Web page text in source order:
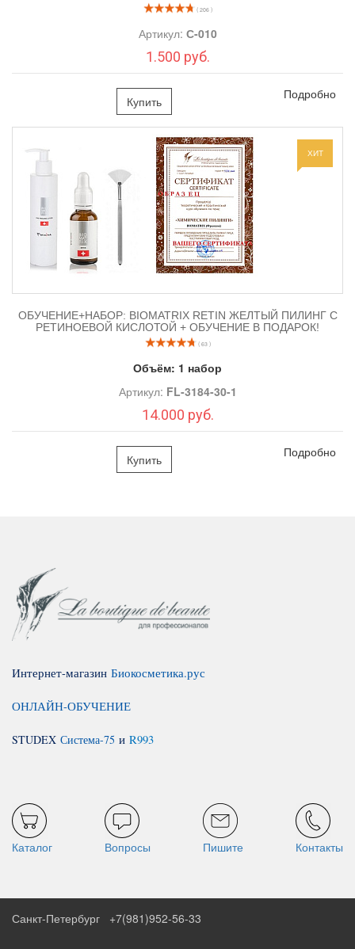
( 206 )
Артикул: С-010
1.500 руб.
Купить Подробно
ХИТ
ОБУЧЕНИЕ+НАБОР: BIOMATRIX RETIN ЖЕЛТЫЙ ПИЛИНГ С
РЕТИНОЕВОЙ КИСЛОТОЙ + ОБУЧЕНИЕ В ПОДАРОК!
( 63 )
Объём: 1 набор
Артикул: FL-3184-30-1
14.000 руб.
Купить Подробно
Интернет-магазин Биокосметика.рус
ОНЛАЙН-ОБУЧЕНИЕ
STUDEX Система-75 и R993
Каталог Вопросы Пишите Контакты
Санкт-Петербург +7(981)952-56-33